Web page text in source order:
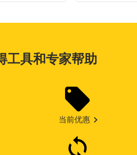
工具和专家帮助
当前优惠